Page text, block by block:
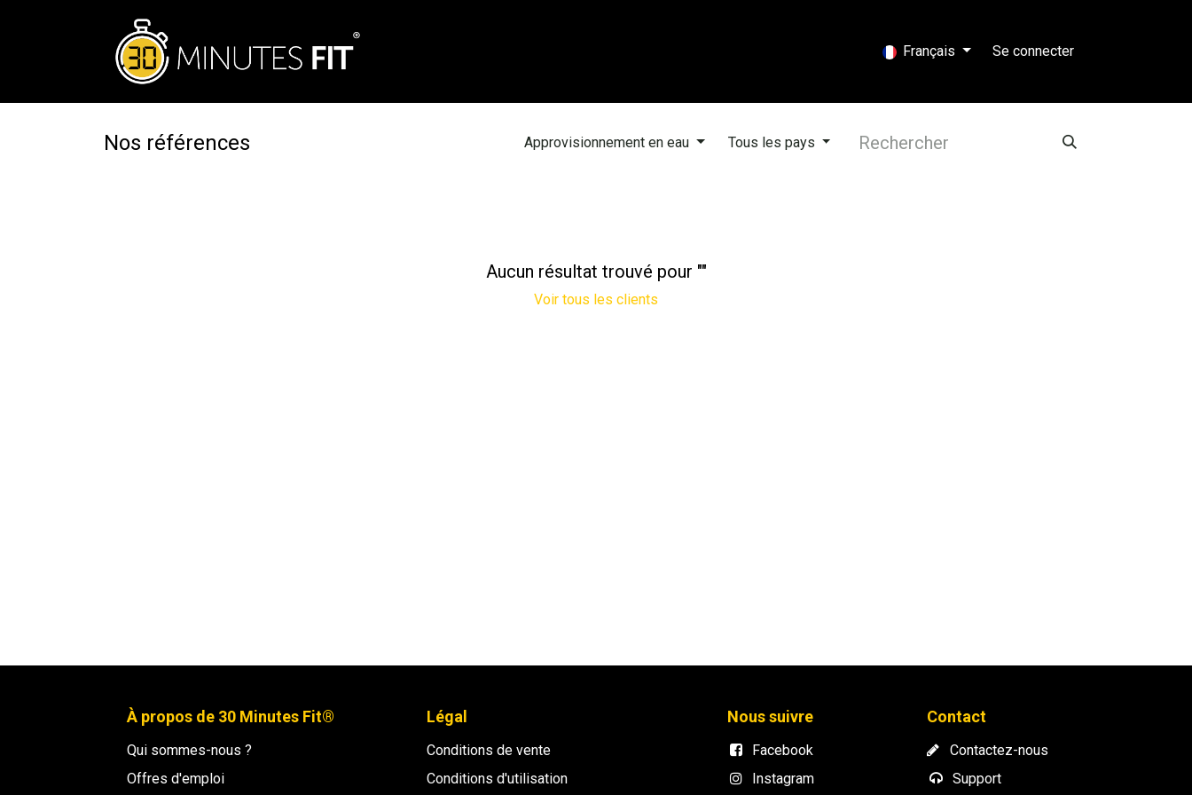
Français Se connecter
Nos références Approvisionnement en eau Tous les pays
Aucun résultat trouvé pour ""
Voir tous les clients
À propos de 30 Minutes Fit®
Qui sommes-nous ?
Offres d'emploi
Légal
Conditions de vente
Conditions d'utilisation
Nous suivre
Facebook
Instagram
Contact
​Contactez-nous
Support